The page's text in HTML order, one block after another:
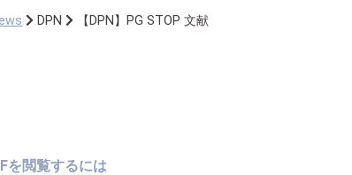
DPN 【DPN】PG STOP 文献
を閲覧するには